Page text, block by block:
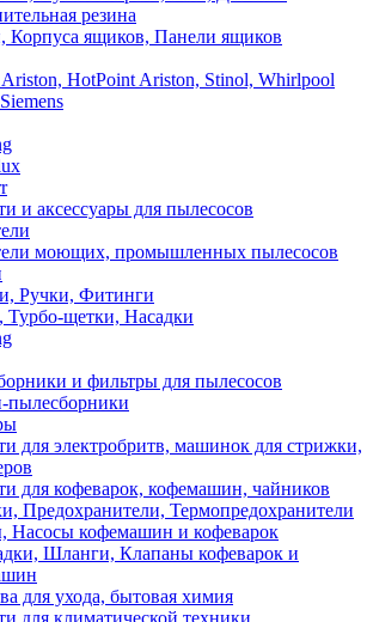
резина
Корпуса ящиков, Панели ящиков
HotPoint Ariston, Stinol, Whirlpool
и аксессуары для пылесосов
моющих, промышленных пылесосов
Ручки, Фитинги
щетки, Насадки
и фильтры для пылесосов
для электробритв, машинок для стрижки,
для кофеварок, кофемашин, чайников
Предохранители, Термопредохранители
Насосы кофемашин и кофеварок
Шланги, Клапаны кофеварок и
для ухода, бытовая химия
для климатической техники